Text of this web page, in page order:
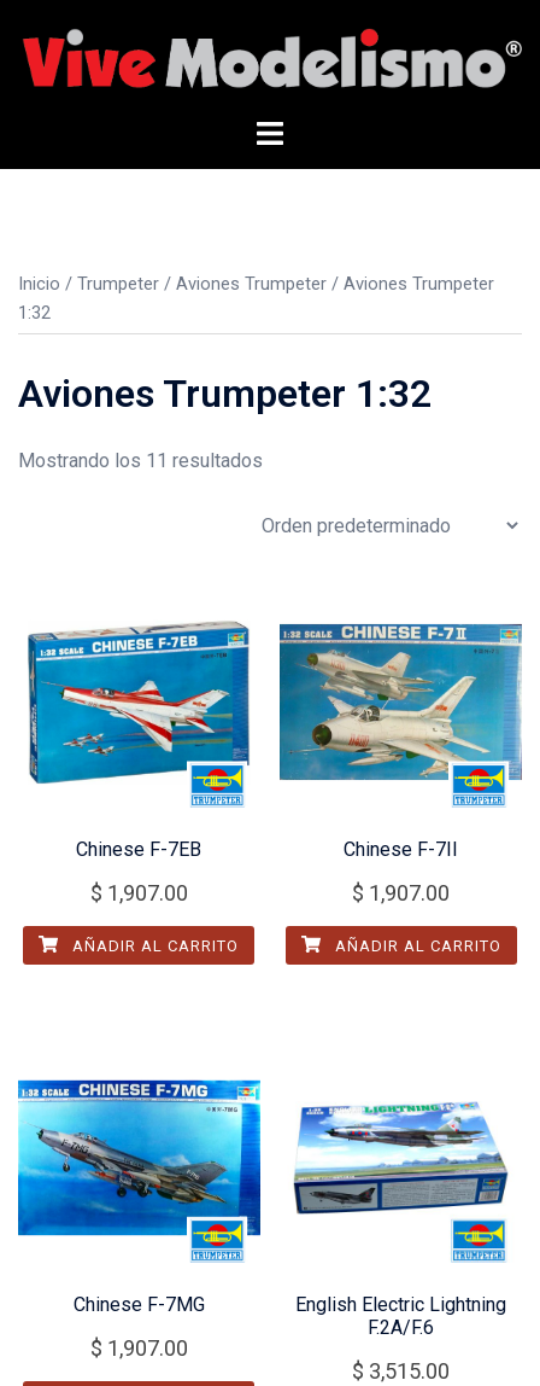
contenido
Alternar
Inicio / Trumpeter / Aviones Trumpeter / Aviones Trumpeter
1:32
Aviones Trumpeter 1:32
Mostrando los 11 resultados
Chinese F-7EB
$ 1,907.00
AÑADIR AL CARRITO
Chinese F-7II
$ 1,907.00
AÑADIR AL CARRITO
Chinese F-7MG
$ 1,907.00
English Electric Lightning
F.2A/F.6
$ 3,515.00